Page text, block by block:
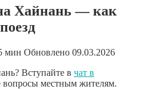
Хайнань — как
мин Обновлено 09.03.2026
Вступайте в чат в
вопросы местным жителям.